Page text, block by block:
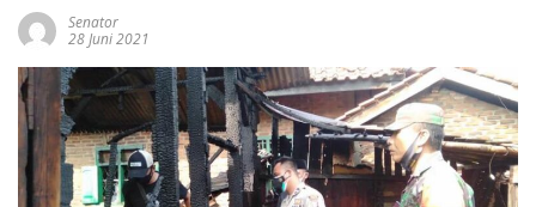
Senator
28 Juni 2021